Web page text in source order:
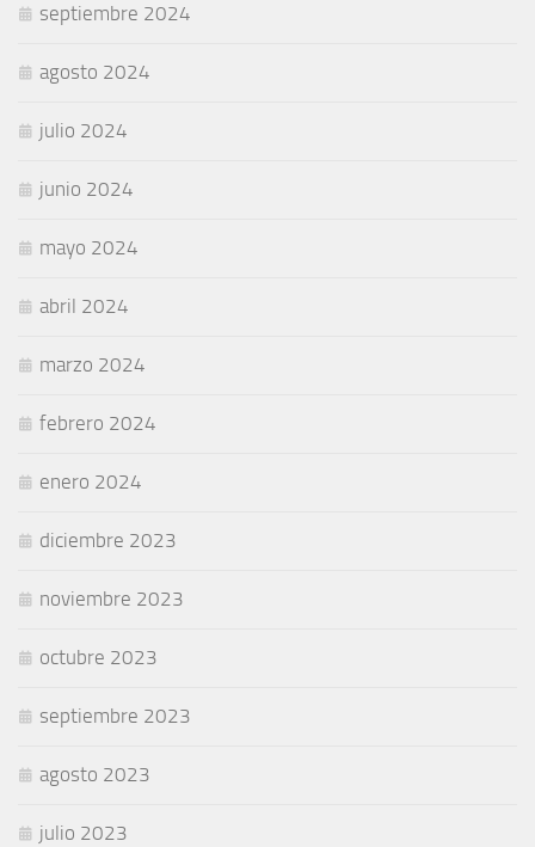
septiembre 2024
agosto 2024
julio 2024
junio 2024
mayo 2024
abril 2024
marzo 2024
febrero 2024
enero 2024
diciembre 2023
noviembre 2023
octubre 2023
septiembre 2023
agosto 2023
julio 2023